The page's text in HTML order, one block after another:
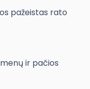
pažeistas rato
ir pačios